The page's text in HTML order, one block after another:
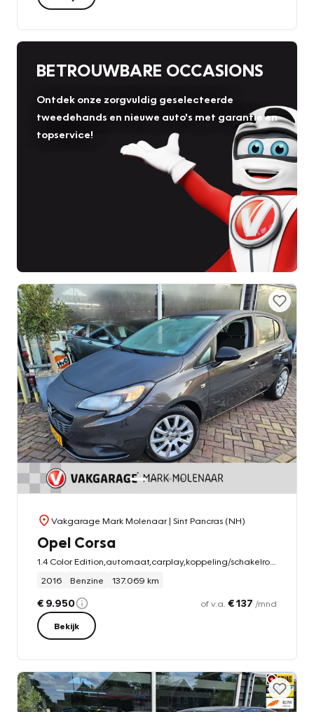
BETROUWBARE OCCASIONS
Ontdek onze zorgvuldig geselecteerde
tweedehands en nieuwe auto's met garantie en
topservice!
Vakgarage Mark Molenaar| Sint Pancras (NH)
Opel Corsa
2016
Benzine 137.069 km
€ 9.950 of v.a. € 137 /mnd
Bekijk